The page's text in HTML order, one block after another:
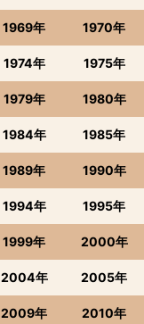
1969年 1970年
1974年 1975年
1979年 1980年
1984年 1985年
1989年 1990年
1994年 1995年
1999年 2000年
2004年 2005年
2009年 2010年